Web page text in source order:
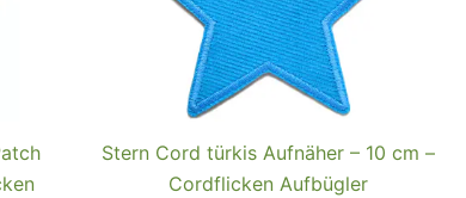
Stern Cord türkis Aufnäher – 10 cm –
Cordflicken Aufbügler